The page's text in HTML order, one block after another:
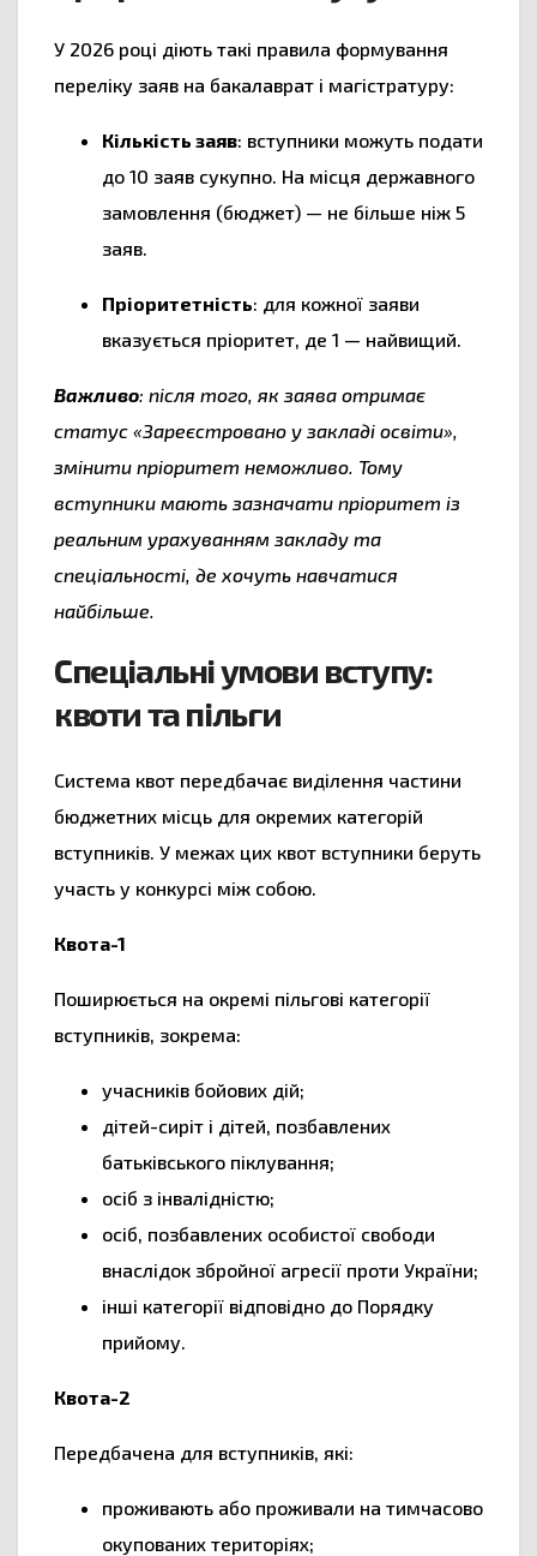
У 2026 році діють такі правила формування
переліку заяв на бакалаврат і магістратуру:
Кількість заяв: вступники можуть подати
до 10 заяв сукупно. На місця державного
замовлення (бюджет) — не більше ніж 5
заяв.
Пріоритетність: для кожної заяви
вказується пріоритет, де 1 — найвищий.
Важливо: після того, як заява отримає
статус «Зареєстровано у закладі освіти»,
змінити пріоритет неможливо. Тому
вступники мають зазначати пріоритет із
реальним урахуванням закладу та
спеціальності, де хочуть навчатися
найбільше.
Спеціальні умови вступу:
квоти та пільги
Система квот передбачає виділення частини
бюджетних місць для окремих категорій
вступників. У межах цих квот вступники беруть
участь у конкурсі між собою.
Квота-1
Поширюється на окремі пільгові категорії
вступників, зокрема:
учасників бойових дій;
дітей-сиріт і дітей, позбавлених
батьківського піклування;
осіб з інвалідністю;
осіб, позбавлених особистої свободи
внаслідок збройної агресії проти України;
інші категорії відповідно до Порядку
прийому.
Квота-2
Передбачена для вступників, які:
проживають або проживали на тимчасово
окупованих територіях;